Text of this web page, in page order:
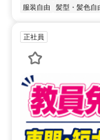
服装自由
髪型・髪色自
正社員